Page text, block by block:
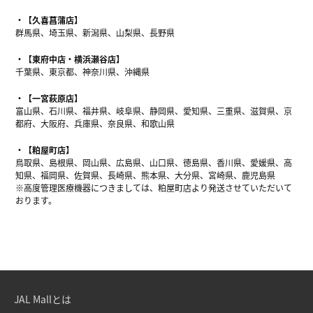
【久喜菖蒲店】
群馬県、埼玉県、新潟県、山梨県、長野県
【東府中店・横浜瀬谷店】
千葉県、東京都、神奈川県、沖縄県
【一宮萩原店】
富山県、石川県、福井県、岐阜県、静岡県、愛知県、三重県、滋賀県、京
都府、大阪府、兵庫県、奈良県、和歌山県
【粕屋町店】
鳥取県、島根県、岡山県、広島県、山口県、徳島県、香川県、愛媛県、高
知県、福岡県、佐賀県、長崎県、熊本県、大分県、宮崎県、鹿児島県
※高度管理医療機器につきましては、粕屋町店より発送させていただいて
おります。
JAL Mallとは